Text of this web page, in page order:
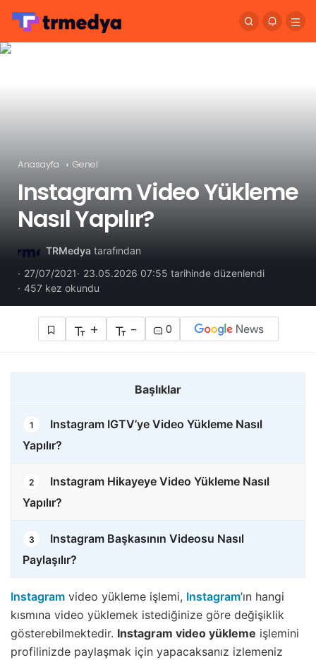
Anasayfa Genel
Instagram Video Yükleme
Nasıl Yapılır?
TRMedya tarafından
27/07/2021
23.05.2026 07:55 tarihinde düzenlendi
457 kez okundu
+ - 0
Başlıklar
1
Instagram IGTV’ye Video Yükleme Nasıl
Yapılır?
2
Instagram Hikayeye Video Yükleme Nasıl
Yapılır?
3
Instagram Başkasının Videosu Nasıl
Paylaşılır?
Instagram video yükleme işlemi, Instagram’ın hangi
kısmına video yüklemek istediğinize göre değişiklik
gösterebilmektedir. Instagram video yükleme işlemini
profilinizde paylaşmak için yapacaksanız izlemeniz